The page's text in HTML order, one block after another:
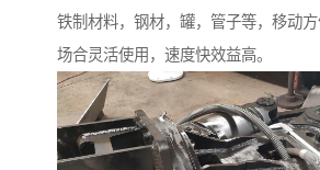
铁制材料，钢材，罐，管子等，移动
场合灵活使用，速度快效益高。